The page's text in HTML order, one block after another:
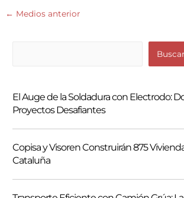
← Medios anterior
c
a
r
Buscar
El Auge de la Soldadura con Electrodo:
Proyectos Desafiantes
Copisa y Visoren Construirán 875
Cataluña